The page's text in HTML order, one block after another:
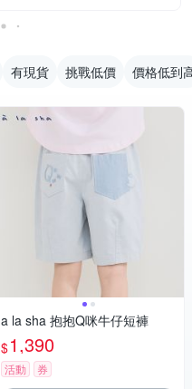
有現貨 挑戰低價 價格低到
a la sha 抱抱Q咪牛仔短褲
$1,390
活動 券